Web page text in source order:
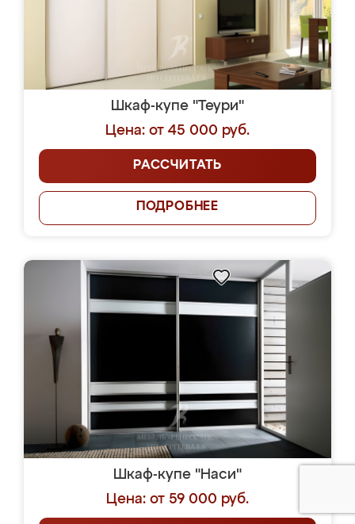
Шкаф-купе "Теури"
Цена: от 45 000 руб.
РАССЧИТАТЬ
ПОДРОБНЕЕ
Шкаф-купе "Наси"
Цена: от 59 000 руб.